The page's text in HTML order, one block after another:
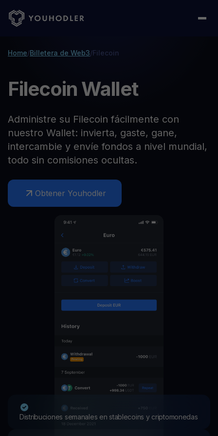
Home/Billetera de Web3/Filecoin
Filecoin Wallet
Administre su Filecoin fácilmente con
nuestro Wallet: invierta, gaste, gane,
intercambie y envíe fondos a nivel mundial,
todo sin comisiones ocultas.
Obtener Youhodler
Distribuciones semanales en stablecoins y criptomonedas